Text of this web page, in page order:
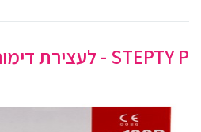
STEPTY P - לעצירת דימום עורקי